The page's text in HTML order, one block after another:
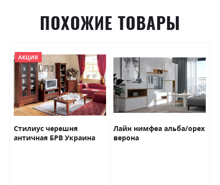
ПОХОЖИЕ ТОВАРЫ
АКЦИЯ
Стилиус черешня
античная БРВ Украина
Лайн нимфеа альба/орех
верона